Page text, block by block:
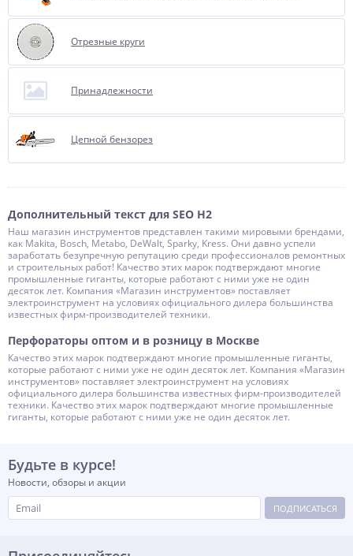
Отрезные круги
Принадлежности
Цепной бензорез
Дополнительный текст для SEO H2
Наш магазин инструментов представлен такими мировыми брендами,
как Makita, Bosch, Metabo, DeWalt, Sparky, Kress. Они давно успели
заработать безупречную репутацию среди профессионалов ремонтных
и строительных работ! Качество этих марок подтверждают многие
промышленные гиганты, которые работают с ними уже не один
десяток лет. Компания «Магазин инструментов» поставляет
электроинструмент на условиях официального дилера большинства
известных фирм-производителей техники.
Перфораторы оптом и в розницу в Москве
Качество этих марок подтверждают многие промышленные гиганты,
которые работают с ними уже не один десяток лет. Компания «Магазин
инструментов» поставляет электроинструмент на условиях
официального дилера большинства известных фирм-производителей
техники. Качество этих марок подтверждают многие промышленные
гиганты, которые работают с ними уже не один десяток лет.
Будьте в курсе!
Новости, обзоры и акции
ПОДПИСАТЬСЯ